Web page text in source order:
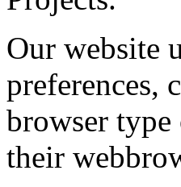
Our website
preferences,
browser
their